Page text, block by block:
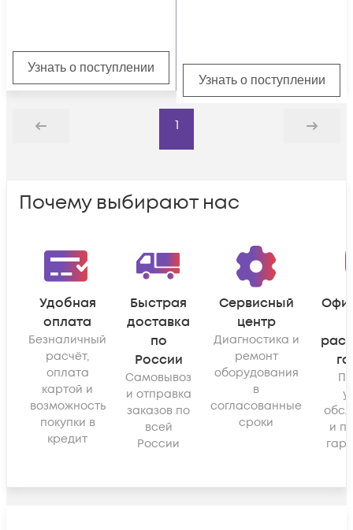
Узнать о поступлении
питанием РоЕ 24V
Узнать о поступлении
Назад
1
Дальше
Почему выбирают нас
Удобная
оплата
Безналичный
расчёт,
оплата
картой и
возможность
покупки в
кредит
Быстрая
доставка
по
России
Самовывоз
и отправка
заказов по
всей
России
Сервисный
центр
Диагностика и
ремонт
оборудования
в
согласованные
сроки
и